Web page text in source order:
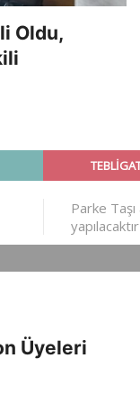
Oldu,
Üyeleri